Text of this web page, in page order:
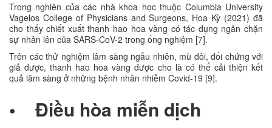
Trong nghiên của các nhà khoa học thuộc Columbia University
Vagelos College of Physicians and Surgeons, Hoa Kỳ (2021) đã
cho thấy chiết xuất thanh hao hoa vàng có tác dụng ngăn chặn
sự nhân lên của SARS-CoV-2 trong ống nghiệm [7].
Trên các thử nghiệm lâm sàng ngẫu nhiên, mù đôi, đối chứng với
giả dược, thanh hao hoa vàng được cho là có thể cải thiện kết
quả lâm sàng ở những bệnh nhân nhiễm Covid-19 [9].
• Điều hòa miễn dịch